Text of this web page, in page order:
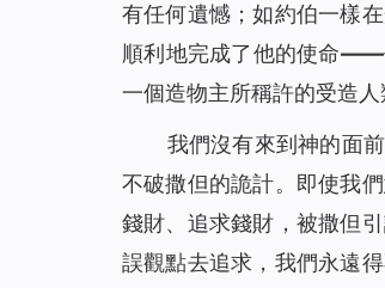
有任何遺憾；如約伯一樣
順利地完成了他的使命——
一個造物主所稱許的受造人
我們沒有來到神的面
不破撒但的詭計。即使我
錢財、追求錢財，被撒但
誤觀點去追求，我們永遠